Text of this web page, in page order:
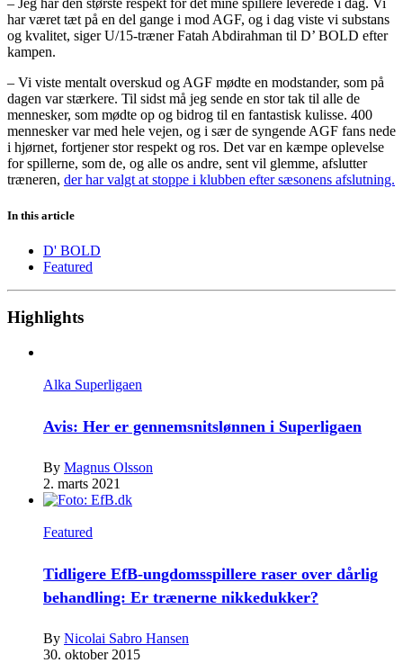
– Jeg har den største respekt for det mine spillere leverede i dag. Vi
har været tæt på en del gange i mod AGF, og i dag viste vi substans
og kvalitet, siger U/15-træner Fatah Abdirahman til D’ BOLD efter
kampen.
– Vi viste mentalt overskud og AGF mødte en modstander, som på
dagen var stærkere. Til sidst må jeg sende en stor tak til alle de
mennesker, som mødte op og bidrog til en fantastisk kulisse. 400
mennesker var med hele vejen, og i sær de syngende AGF fans nede
i hjørnet, fortjener stor respekt og ros. Det var en kæmpe oplevelse
for spillerne, som de, og alle os andre, sent vil glemme, afslutter
træneren, der har valgt at stoppe i klubben efter sæsonens afslutning.
In this article
D' BOLD
Featured
Highlights
Alka Superligaen
Avis: Her er gennemsnitslønnen i Superligaen
By Magnus Olsson
2. marts 2021
Featured
Tidligere EfB-ungdomsspillere raser over dårlig
behandling: Er trænerne nikkedukker?
By Nicolai Sabro Hansen
30. oktober 2015